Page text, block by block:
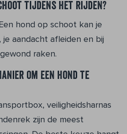
tijdens het rijden?
hond op schoot kan je
aandacht afleiden en bij
raken.
om een hond te
veiligheidsharnas
zijn de meest